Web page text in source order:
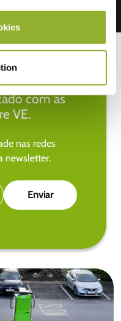
com as
VE.
nas redes
newsletter.